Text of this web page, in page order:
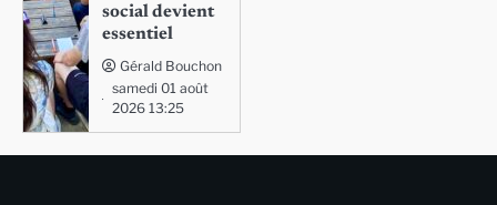
social devient
essentiel
Gérald Bouchon
samedi 01 août
2026 13:25